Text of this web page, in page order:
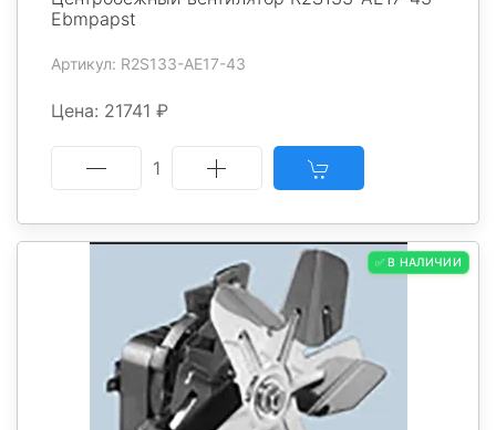
Ebmpapst
Артикул: R2S133-AE17-43
Цена: 21741 ₽
1
✅ В НАЛИЧИИ